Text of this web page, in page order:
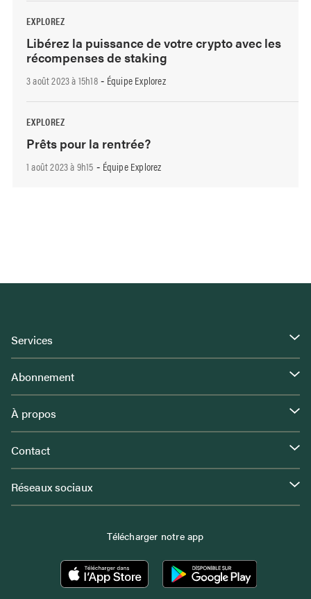
EXPLOREZ
Libérez la puissance de votre crypto avec les
récompenses de staking
3 août 2023 à 15h18- Équipe Explorez
EXPLOREZ
Prêts pour la rentrée?
1 août 2023 à 9h15 - Équipe Explorez
Services
Abonnement
À propos
Contact
Réseaux sociaux
Télécharger notre app